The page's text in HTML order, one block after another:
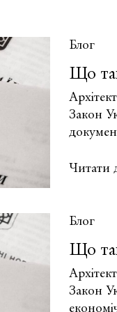
оцінка
Блог
Що
Закон
Що
проєкт
робоча
Читати
Блог
Що
Закон